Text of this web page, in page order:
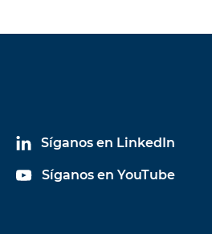
Síganos en LinkedIn
Síganos en YouTube